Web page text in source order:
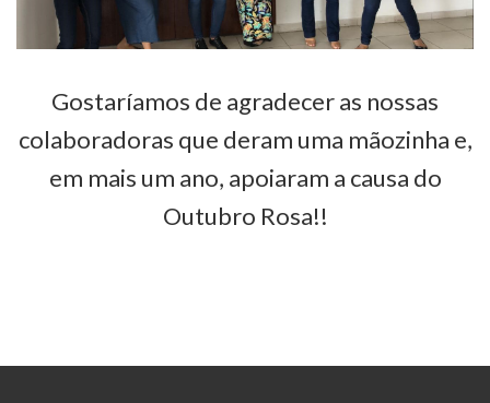
Gostaríamos de agradecer as nossas
colaboradoras que deram uma mãozinha e,
em mais um ano, apoiaram a causa do
Outubro Rosa!!